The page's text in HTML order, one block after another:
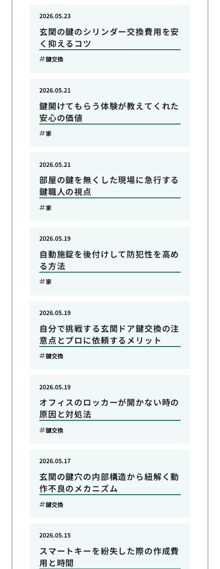
玄関の鍵のシリンダー交換費用を安
く抑えるコツ
2026.05.23
鍵交換
鍵開けてもらう体験が教えてくれた
安心の価値
2026.05.21
家
部屋の鍵を無くした現場に急行する
鍵職人の視点
2026.05.21
家
自動施錠を後付けして防犯性を高め
る方法
2026.05.19
家
自分で挑戦する玄関ドア鍵交換の注
意点とプロに依頼するメリット
2026.05.19
鍵交換
オフィスのロッカーが開かない時の
原因と対処法
2026.05.19
鍵交換
玄関の鍵穴の内部構造から紐解く動
作不良のメカニズム
2026.05.17
鍵交換
スマートキーを紛失した際の作成費
用と時間
2026.05.15